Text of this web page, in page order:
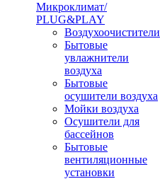
Микроклимат/
PLUG&PLAY
Воздухоочистители
Бытовые
увлажнители
воздуха
Бытовые
осушители воздуха
Мойки воздуха
Осушители для
бассейнов
Бытовые
вентиляционные
установки